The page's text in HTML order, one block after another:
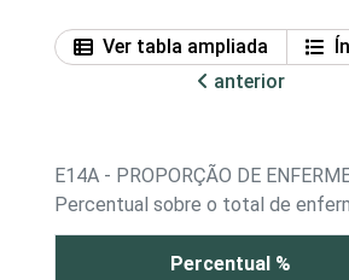
Ver tabla ampliada
anterior
E14A - PROPORÇÃO DE
Percentual sobre o total de
Percentual %